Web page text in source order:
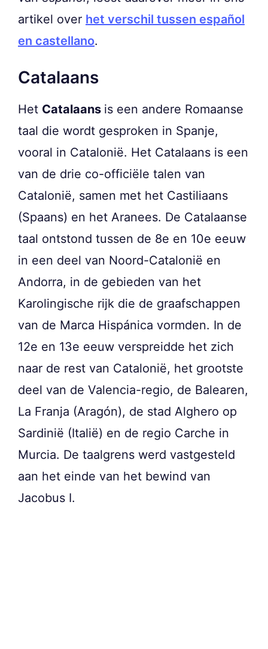
artikel over het verschil tussen español
en castellano.
Catalaans
Het Catalaans is een andere Romaanse
taal die wordt gesproken in Spanje,
vooral in Catalonië. Het Catalaans is een
van de drie co-officiële talen van
Catalonië, samen met het Castiliaans
(Spaans) en het Aranees. De Catalaanse
taal ontstond tussen de 8e en 10e eeuw
in een deel van Noord-Catalonië en
Andorra, in de gebieden van het
Karolingische rijk die de graafschappen
van de Marca Hispánica vormden. In de
12e en 13e eeuw verspreidde het zich
naar de rest van Catalonië, het grootste
deel van de Valencia-regio, de Balearen,
La Franja (Aragón), de stad Alghero op
Sardinië (Italië) en de regio Carche in
Murcia. De taalgrens werd vastgesteld
aan het einde van het bewind van
Jacobus I.